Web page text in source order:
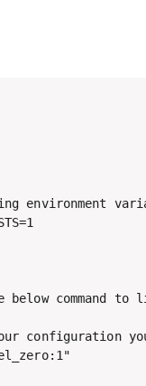
command to